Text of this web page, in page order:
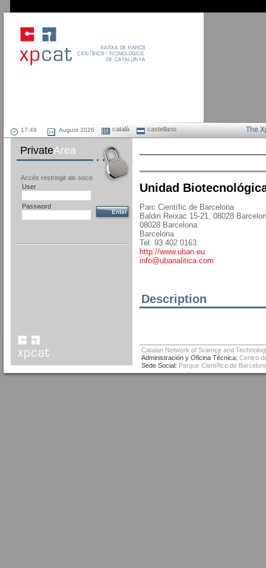
August 2026 català castellano The
PrivateArea
Accés restringit als socis
User
Password
Unidad
Parc Científic de Barcelona
Baldiri Reixac 15-21, 08028
08028 Barcelona
Barcelona
Tel. 93 402 0163
http://www.uban.eu
info@ubanalitica.com
Description
Catalan Network of Science and
Administración y Oficina Técnica: Centro
Sede Social: Parque Científico de